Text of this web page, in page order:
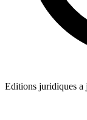
Editions juridiques a